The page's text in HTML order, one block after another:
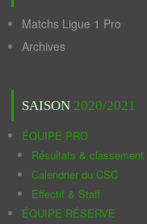
Matchs Ligue 1 Pro
Archives
SAISON 2020/2021
ÉQUIPE PRO
Résultats & classement
Calendrier du CSC
Effectif & Staff
ÉQUIPE RÉSERVE